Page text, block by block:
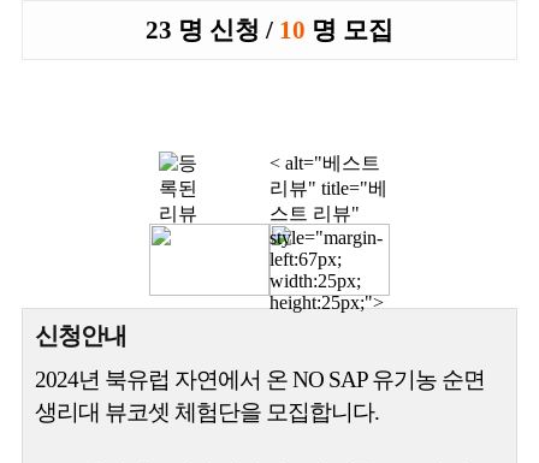
23 명 신청 / 10 명 모집
< alt="베스트
리뷰" title="베
스트 리뷰"
style="margin-
left:67px;
width:25px;
height:25px;">
신청안내
2024년 북유럽 자연에서 온 NO SAP 유기농 순면
생리대 뷰코셋 체험단을 모집합니다.